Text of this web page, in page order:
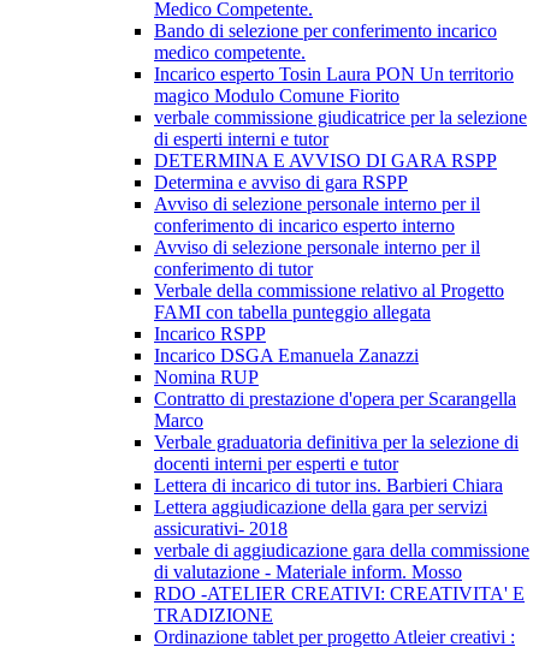
Medico Competente.
Bando di selezione per conferimento incarico
medico competente.
Incarico esperto Tosin Laura PON Un territorio
magico Modulo Comune Fiorito
verbale commissione giudicatrice per la selezione
di esperti interni e tutor
DETERMINA E AVVISO DI GARA RSPP
Determina e avviso di gara RSPP
Avviso di selezione personale interno per il
conferimento di incarico esperto interno
Avviso di selezione personale interno per il
conferimento di tutor
Verbale della commissione relativo al Progetto
FAMI con tabella punteggio allegata
Incarico RSPP
Incarico DSGA Emanuela Zanazzi
Nomina RUP
Contratto di prestazione d'opera per Scarangella
Marco
Verbale graduatoria definitiva per la selezione di
docenti interni per esperti e tutor
Lettera di incarico di tutor ins. Barbieri Chiara
Lettera aggiudicazione della gara per servizi
assicurativi- 2018
verbale di aggiudicazione gara della commissione
di valutazione - Materiale inform. Mosso
RDO -ATELIER CREATIVI: CREATIVITA' E
TRADIZIONE
Ordinazione tablet per progetto Atleier creativi :